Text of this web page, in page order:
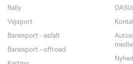
Rally
Vejsport
Banesport - asfalt
Banesport - offroad